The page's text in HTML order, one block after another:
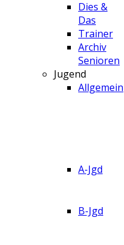
Dies &
Das
Trainer
Archiv
Senioren
Jugend
Allgemein
A-Jgd
B-Jgd